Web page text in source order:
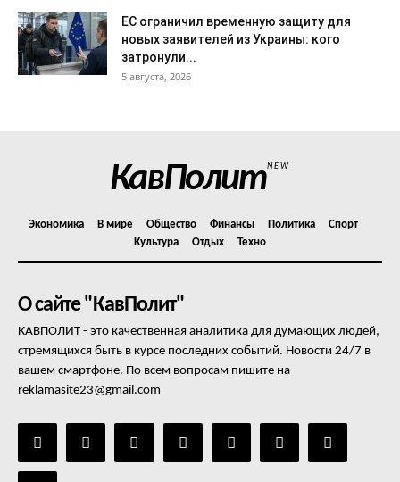
ЕС ограничил временную защиту для
новых заявителей из Украины: кого
затронули...
5 августа, 2026
КавПолитNEW
Экономика В мире Общество Финансы Политика
Спорт
Культура
Отдых Техно
О сайте "КавПолит"
КАВПОЛИТ - это качественная аналитика для думающих людей,
стремящихся быть в курсе последних событий. Новости 24/7 в
вашем смартфоне. По всем вопросам пишите на
reklamasite23@gmail.com